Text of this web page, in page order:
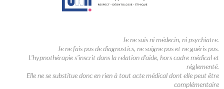
Je ne suis ni médecin, ni psychiatre.
Je ne fais pas de diagnostics, ne soigne pas et ne guéris pas.
L'hypnothérapie s'inscrit dans la relation d'aide, hors cadre médical et
réglementé.
Elle ne se substitue donc en rien à tout acte médical dont elle peut être
complémentaire